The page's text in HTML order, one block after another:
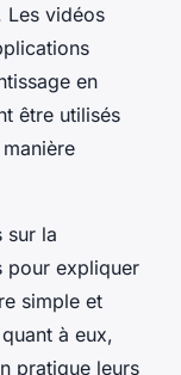
Les vidéos
en
être utilisés
sur la
pour expliquer
simple et
à eux,
pratique leurs